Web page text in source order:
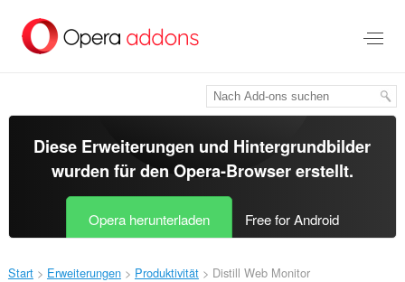
Hauptinhalt
springen
Diese Erweiterungen und Hintergrundbilder
wurden für den Opera-Browsererstellt.
Opera herunterladen Free for Android
Start Erweiterungen Produktivität Distill Web Monitor‎